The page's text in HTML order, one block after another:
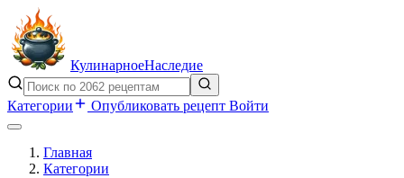
КулинарноеНаследие
Категории Опубликовать рецепт Войти
Главная
Категории